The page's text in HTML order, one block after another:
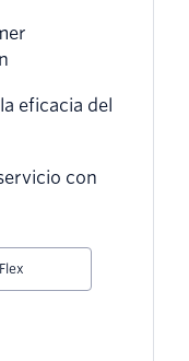
la
rígidos
no tiene
aprender
eficacia del
en con
Flex